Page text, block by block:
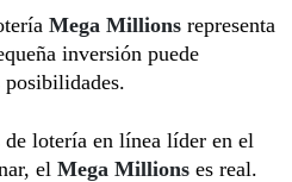
Mega Millions representa
inversión puede
lotería en línea líder en el
el Mega Millions es real.